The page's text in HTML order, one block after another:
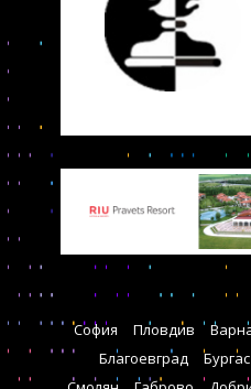
София Пловдив
Благоевград
Бургас